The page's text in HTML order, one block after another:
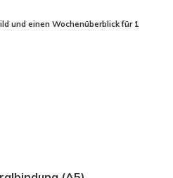
und einen Wochenüberblick für 1